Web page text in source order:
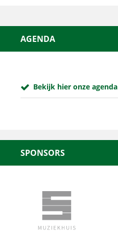
AGENDA
Bekijk hier onze agenda
SPONSORS